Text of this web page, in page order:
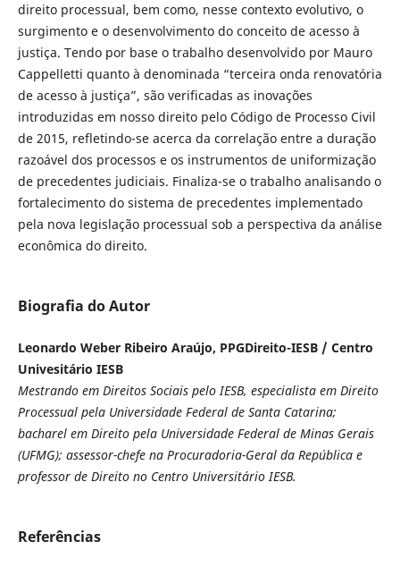
direito processual, bem como, nesse contexto evolutivo, o
surgimento e o desenvolvimento do conceito de acesso à
justiça. Tendo por base o trabalho desenvolvido por Mauro
Cappelletti quanto à denominada “terceira onda renovatória
de acesso à justiça”, são verificadas as inovações
introduzidas em nosso direito pelo Código de Processo Civil
de 2015, refletindo-se acerca da correlação entre a duração
razoável dos processos e os instrumentos de uniformização
de precedentes judiciais. Finaliza-se o trabalho analisando o
fortalecimento do sistema de precedentes implementado
pela nova legislação processual sob a perspectiva da análise
econômica do direito.
Biografia do Autor
Leonardo Weber Ribeiro Araújo, PPGDireito-IESB / Centro
Univesitário IESB
Mestrando em Direitos Sociais pelo IESB, especialista em Direito
Processual pela Universidade Federal de Santa Catarina;
bacharel em Direito pela Universidade Federal de Minas Gerais
(UFMG); assessor-chefe na Procuradoria-Geral da República e
professor de Direito no Centro Universitário IESB.
Referências